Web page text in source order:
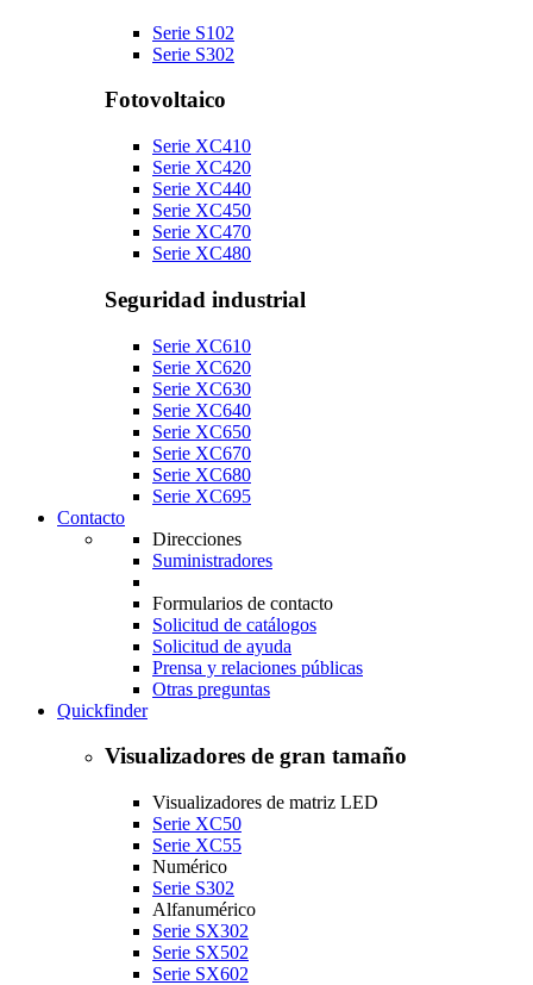
Serie S102
Serie S302
Fotovoltaico
Serie XC410
Serie XC420
Serie XC440
Serie XC450
Serie XC470
Serie XC480
Seguridad industrial
Serie XC610
Serie XC620
Serie XC630
Serie XC640
Serie XC650
Serie XC670
Serie XC680
Serie XC695
Contacto
Direcciones
Suministradores
Formularios de contacto
Solicitud de catálogos
Solicitud de ayuda
Prensa y relaciones públicas
Otras preguntas
Quickfinder
Visualizadores de gran tamaño
Visualizadores de matriz LED
Serie XC50
Serie XC55
Numérico
Serie S302
Alfanumérico
Serie SX302
Serie SX502
Serie SX602